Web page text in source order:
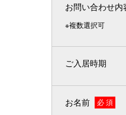
お問い合わせ内
※複数選択可
ご入居時期
お名前 必 須